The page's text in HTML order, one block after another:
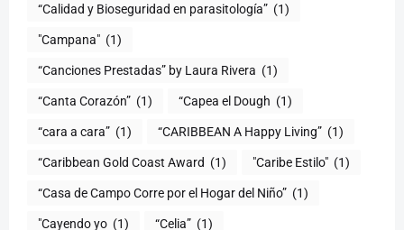
(1)
"Campana" (1)
“Canciones Prestadas” by Laura Rivera (1)
“Canta Corazón” (1) “Capea el Dough (1)
“cara a cara” (1) “CARIBBEAN A Happy Living” (1)
(1) "Caribe Estilo" (1)
“Casa de Campo Corre por el Hogar del Niño” (1)
"Cayendo yo (1) (1)